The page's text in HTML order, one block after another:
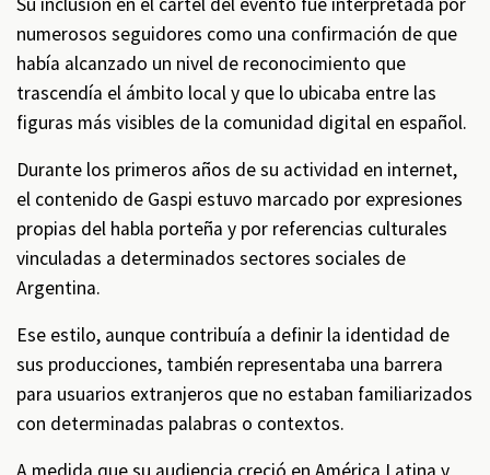
numerosos seguidores como una confirmación de que
había alcanzado un nivel de reconocimiento que
trascendía el ámbito local y que lo ubicaba entre las
figuras más visibles de la comunidad digital en español.
Durante los primeros años de su actividad en internet,
el contenido de Gaspi estuvo marcado por expresiones
propias del habla porteña y por referencias culturales
vinculadas a determinados sectores sociales de
Argentina.
Ese estilo, aunque contribuía a definir la identidad de
sus producciones, también representaba una barrera
para usuarios extranjeros que no estaban familiarizados
con determinadas palabras o contextos.